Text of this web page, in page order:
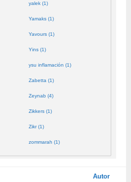
yalek (1)
Yamaks (1)
Yavours (1)
Yins (1)
ysu inflamación (1)
Zabetta (1)
Zeynab (4)
Zikkers (1)
Zikr (1)
zommarah (1)
Autor